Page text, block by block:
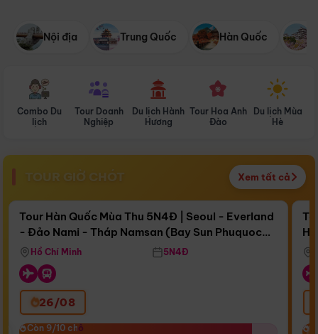
Nội địa Trung Quốc Hàn Quốc
Combo Du
lịch
Tour Doanh
Nghiệp
Du lịch Hành
Hương
Tour Hoa Anh
Đào
Du lịch Mùa
Hè
TOUR GIỜ CHÓT Xem tất cả
Còn16 ngày 13:52:11
Bay Sun Phuquoc Airways
Điểm nổi bật
Tour Hàn Quốc Mùa Thu 5N4Đ | Seoul - Everland
- Đảo Nami - Tháp Namsan (Bay Sun Phuquoc
Airways)
Hồ Chí Minh 5N4Đ
26/08
Còn 9/10 chỗ
Còn 9/10 chỗ